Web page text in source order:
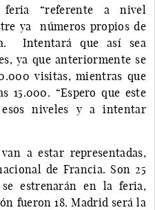
“referente a nivel
ya números propios de
Intentará que así sea
ya que anteriormente se
visitas, mientras que
15.000. “Espero que este
niveles y a intentar
a estar representadas,
de Francia. Son 25
estrenarán en la feria,
fueron 18. Madrid será la